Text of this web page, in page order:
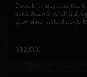
Descubre nuestra
cuidadosamente elegidos
acompañar cada plato de
$12.000